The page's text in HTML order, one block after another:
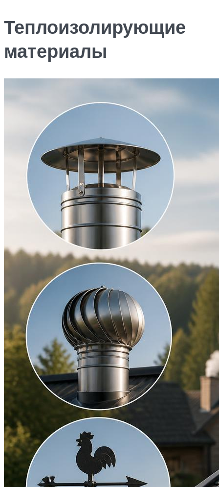
Теплоизолирующие
материалы